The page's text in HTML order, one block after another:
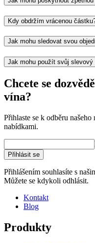
Kdy obdržím vrácenou
Jak mohu sledovat svou
Jak mohu použít svůj slevový
Chcete se
vína?
Přihlaste se k odběru
nabídkami.
Přihlásit se
Přihlášením souhlasíte s
Můžete se kdykoli odhlásit.
Kontakt
Blog
Produkty